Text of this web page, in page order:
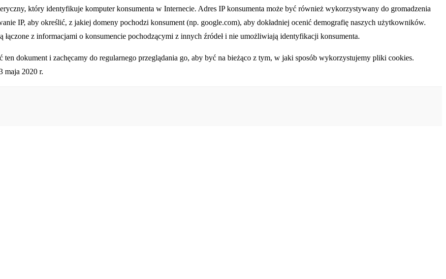
który identyfikuje komputer konsumenta w Internecie. Adres IP konsumenta może być również wykorzystywany do gromadzenia
IP, aby określić, z jakiej domeny pochodzi konsument (np. google.com), aby dokładniej ocenić demografię naszych użytkowników.
z informacjami o konsumencie pochodzącymi z innych źródeł i nie umożliwiają identyfikacji konsumenta.
dokument i zachęcamy do regularnego przeglądania go, aby być na bieżąco z tym, w jaki sposób wykorzystujemy pliki cookies.
maja 2020 r.